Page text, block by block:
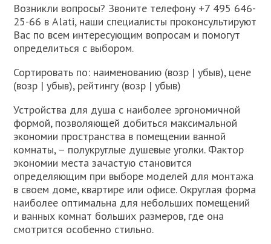
Возникли вопросы? Звоните телефону +7 495 646-
25-66 в Alati, наши специалисты проконсультируют
Вас по всем интересующим вопросам и помогут
определиться с выбором.
Сортировать по: наименованию (возр | убыв), цене
(возр | убыв), рейтингу (возр | убыв)
Устройства для душа с наиболее эргономичной
формой, позволяющей добиться максимальной
экономии пространства в помещении ванной
комнаты, – полукруглые душевые уголки. Фактор
экономии места зачастую становится
определяющим при выборе моделей для монтажа
в своем доме, квартире или офисе. Округлая форма
наиболее оптимальна для небольших помещений
и ванных комнат больших размеров, где она
смотрится особенно стильно.